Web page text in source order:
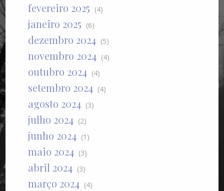
fevereiro 2025 (4)
janeiro 2025 (6)
dezembro 2024 (5)
novembro 2024 (4)
outubro 2024 (4)
setembro 2024 (4)
agosto 2024 (3)
julho 2024 (2)
junho 2024 (1)
maio 2024 (3)
abril 2024 (3)
março 2024 (4)